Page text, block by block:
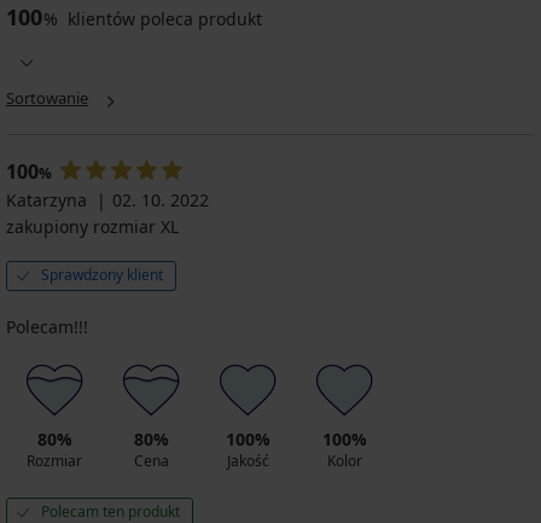
100% klientów poleca produkt
Sortowanie
100%
Katarzyna
02. 10. 2022
zakupiony rozmiar XL
Sprawdzony klient
Polecam!!!
80%
Rozmiar
80%
Cena
100%
Jakość
100%
Kolor
Polecam ten produkt